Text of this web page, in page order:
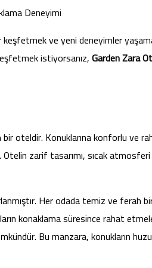
Deneyimi
ve yeni deneyimler
istiyorsanız,Garden Zara
oteldir. Konuklarına konforlu ve
zarif tasarımı, sıcak
Her odada temiz ve ferah
konaklama süresince rahat
Bu manzara, konukların